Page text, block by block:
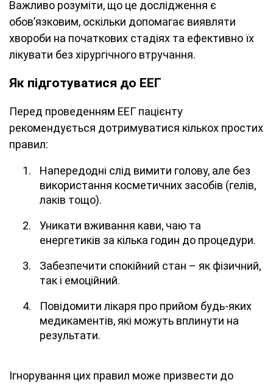
Важливо розуміти, що це дослідження є
обов’язковим, оскільки допомагає виявляти
хвороби на початкових стадіях та ефективно їх
лікувати без хірургічного втручання.
Як підготуватися до ЕЕГ
Перед проведенням ЕЕГ пацієнту
рекомендується дотримуватися кількох простих
правил:
Напередодні слід вимити голову, але без
використання косметичних засобів (гелів,
лаків тощо).
Уникати вживання кави, чаю та
енергетиків за кілька годин до процедури.
Забезпечити спокійний стан – як фізичний,
так і емоційний.
Повідомити лікаря про прийом будь-яких
медикаментів, які можуть вплинути на
результати.
Ігнорування цих правил може призвести до